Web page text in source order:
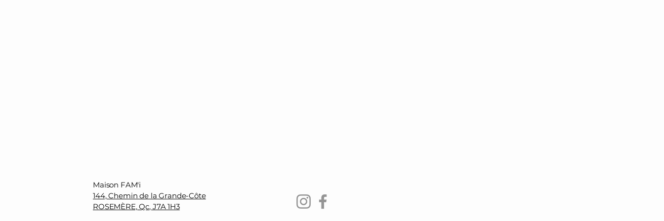
Maison FAM'i
144, Chemin de la Grande-Côte
ROSEMÈRE, Qc, J7A 1H3